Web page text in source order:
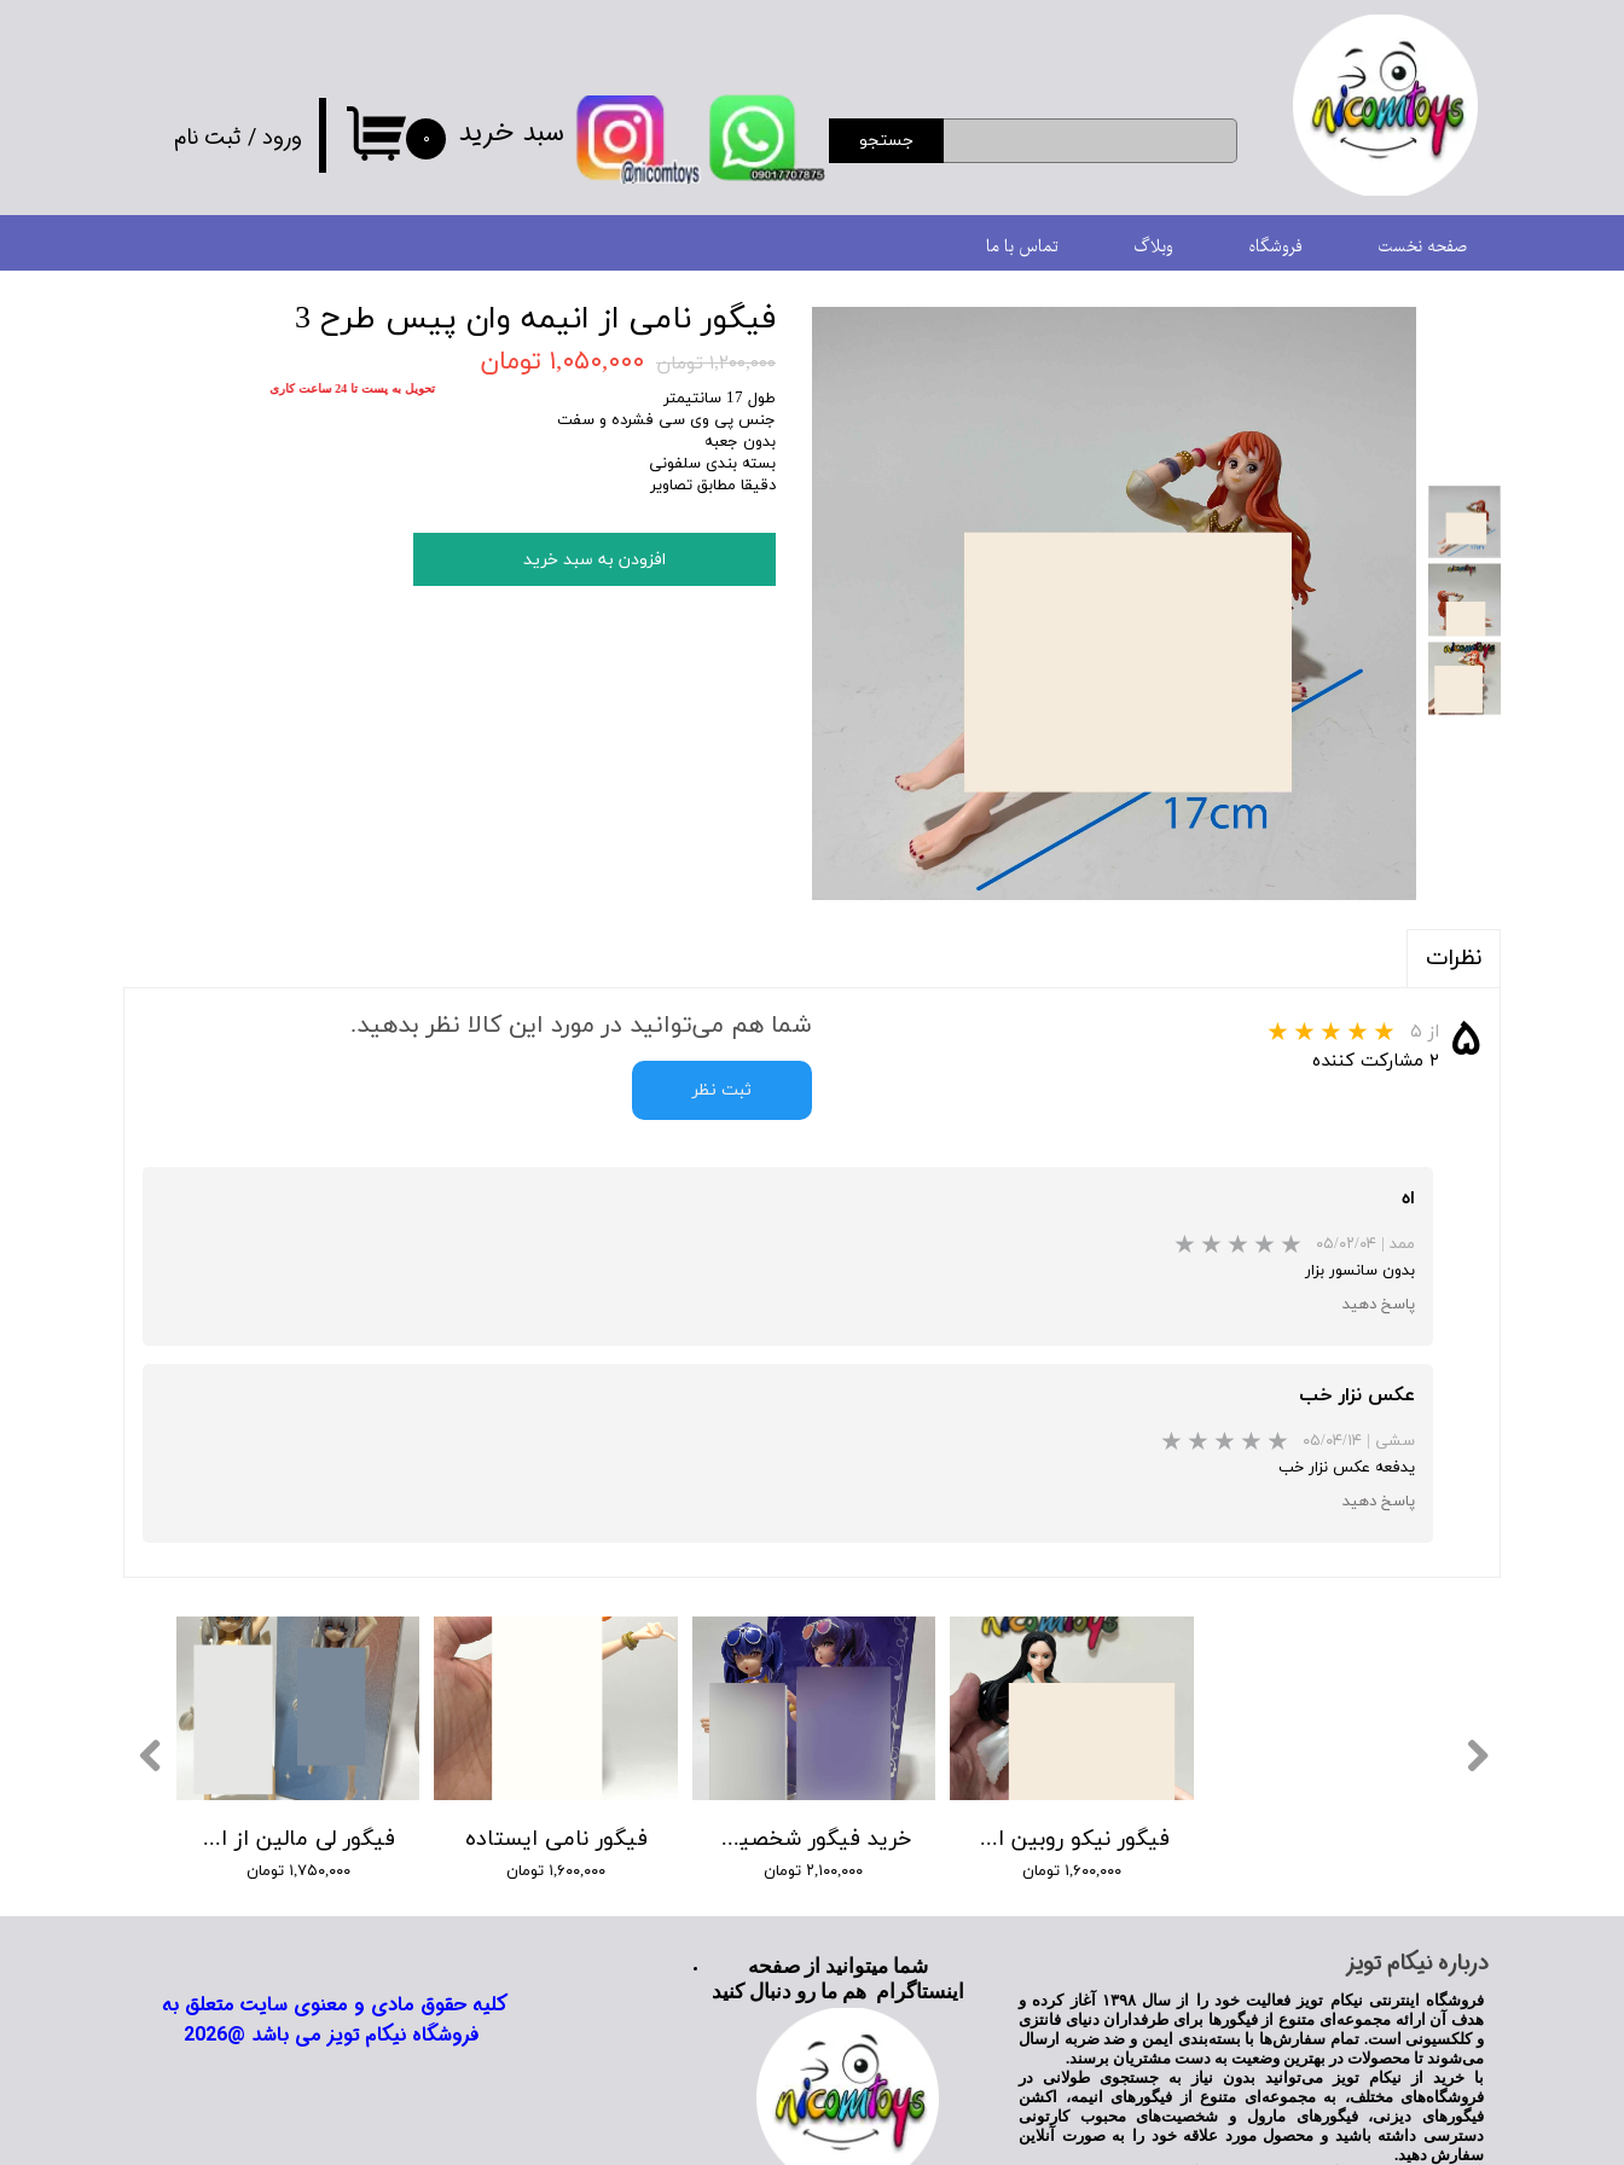
ورود/ ثبت نام جستجو ۰ سبد خرید
صفحه نخست فروشگاه وبلاگ تماس با ما
فیگور نامی از انیمه وان پیس طرح 3
۱,۲۰۰,۰۰۰ تومان ۱,۰۵۰,۰۰۰ تومان
طول 17 سانتیمتر
جنس پی وی سی فشرده و سفت
بدون جعبه
بسته بندی سلفونی
دقیقا مطابق تصاویر
افزودن به سبد خرید
نظرات
۵ از ۵
۲ مشارکت کننده
شما هم می‌توانید در مورد این کالا نظر بدهید.
ثبت نظر
اه
ممد
۰۵/۰۲/۰۴
بدون سانسور بزار
پاسخ دهید
عکس نزار خب
سشی
۰۵/۰۴/۱۴
یدفعه عکس نزار خب
پاسخ دهید
فیگور لی مالین از انیمه آزور لین
۱,۷۵۰,۰۰۰ تومان
فیگور نامی ایستاده
۱,۶۰۰,۰۰۰ تومان
خرید فیگور شخصیت پولا آزورلین pola azurlin
۲,۱۰۰,۰۰۰ تومان
فیگور نیکو روبین از انیمه وان پیس طرح 3
۱,۶۰۰,۰۰۰ تومان
تحویل به پست تا 24 ساعت کاری
​درباره نیکام تویز
فروشگاه اینترنتی نیکام تویز فعالیت خود را از سال ۱۳۹۸ آغاز کرده و
هدف آن ارائه مجموعه‌ای متنوع از فیگورها برای طرفداران دنیای فانتزی
و کلکسیونی است. تمام سفارش‌ها با بسته‌بندی ایمن و ضد ضربه ارسال
می‌شوند تا محصولات در بهترین وضعیت به دست مشتریان برسند.
با خرید از نیکام تویز می‌توانید بدون نیاز به جستجوی طولانی در
فروشگاه‌های مختلف، به مجموعه‌ای متنوع از فیگورهای انیمه، اکشن
فیگورهای دیزنی، فیگورهای مارول و شخصیت‌های محبوب کارتونی
دسترسی داشته باشید و محصول مورد علاقه خود را به صورت آنلاین
سفارش دهید.
فروشگاه نیکام تویز می باشد @2026
شما میتوانید از صفحه
اینستاگرام هم ما رو دنبال کنید